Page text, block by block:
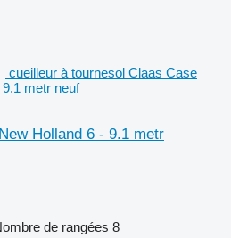
cueilleur à tournesol Claas Case
metr neuf
Holland 6 - 9.1 metr
de rangées 8